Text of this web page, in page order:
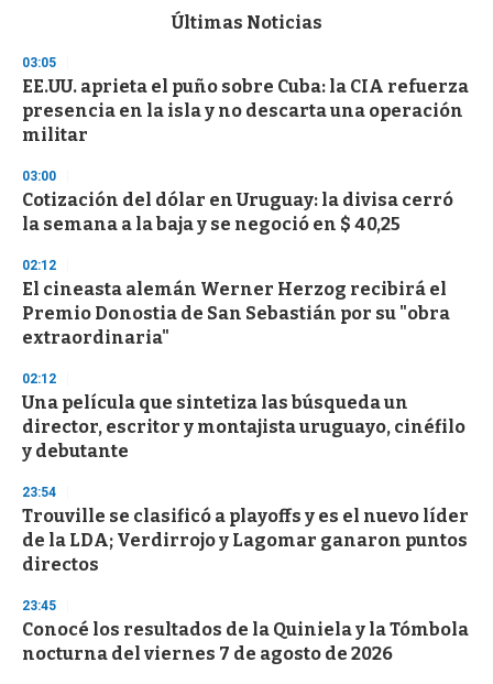
d
s
o
f
3
s
e
c
o
d
s
Últimas Noticias
03:05
EE.UU. aprieta el puño sobre Cuba: la CIA refuerza
presencia en la isla y no descarta una operación
militar
03:00
Cotización del dólar en Uruguay: la divisa cerró
la semana a la baja y se negoció en $ 40,25
02:12
El cineasta alemán Werner Herzog recibirá el
Premio Donostia de San Sebastián por su "obra
extraordinaria"
02:12
Una película que sintetiza las búsqueda un
director, escritor y montajista uruguayo, cinéfilo
y debutante
23:54
Trouville se clasificó a playoffs y es el nuevo líder
de la LDA; Verdirrojo y Lagomar ganaron puntos
directos
23:45
Conocé los resultados de la Quiniela y la Tómbola
nocturna del viernes 7 de agosto de 2026